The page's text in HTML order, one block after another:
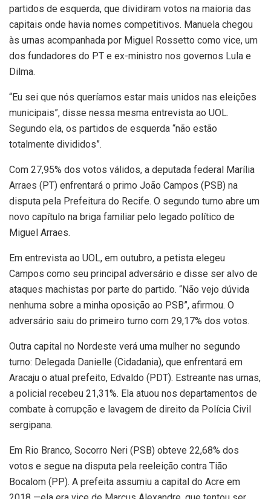
partidos de esquerda, que dividiram votos na maioria das
capitais onde havia nomes competitivos. Manuela chegou
às urnas acompanhada por Miguel Rossetto como vice, um
dos fundadores do PT e ex-ministro nos governos Lula e
Dilma.
“Eu sei que nós queríamos estar mais unidos nas eleições
municipais”, disse nessa mesma entrevista ao UOL.
Segundo ela, os partidos de esquerda “não estão
totalmente divididos”.
Com 27,95% dos votos válidos, a deputada federal Marília
Arraes (PT) enfrentará o primo João Campos (PSB) na
disputa pela Prefeitura do Recife. O segundo turno abre um
novo capítulo na briga familiar pelo legado político de
Miguel Arraes.
Em entrevista ao UOL, em outubro, a petista elegeu
Campos como seu principal adversário e disse ser alvo de
ataques machistas por parte do partido. “Não vejo dúvida
nenhuma sobre a minha oposição ao PSB”, afirmou. O
adversário saiu do primeiro turno com 29,17% dos votos.
Outra capital no Nordeste verá uma mulher no segundo
turno: Delegada Danielle (Cidadania), que enfrentará em
Aracaju o atual prefeito, Edvaldo (PDT). Estreante nas urnas,
a policial recebeu 21,31%. Ela atuou nos departamentos de
combate à corrupção e lavagem de direito da Polícia Civil
sergipana.
Em Rio Branco, Socorro Neri (PSB) obteve 22,68% dos
votos e segue na disputa pela reeleição contra Tião
Bocalom (PP). A prefeita assumiu a capital do Acre em